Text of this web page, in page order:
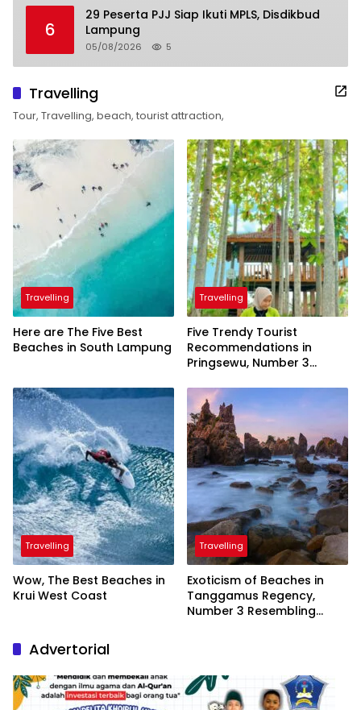
6
29 Peserta PJJ Siap Ikuti MPLS, Disdikbud
Lampung
05/08/2026 5
Travelling
Tour, Travelling, beach, tourist attraction,
Travelling
Here are The Five Best
Beaches in South Lampung
Travelling
Five Trendy Tourist
Recommendations in
Pringsewu, Number 3
President
Travelling
Wow, The Best Beaches in
Krui West Coast
Travelling
Exoticism of Beaches in
Tanggamus Regency,
Number 3 Resembling
Advertorial